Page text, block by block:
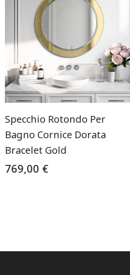
Specchio Rotondo Per
Bagno Cornice Dorata
Bracelet Gold
769,00 €